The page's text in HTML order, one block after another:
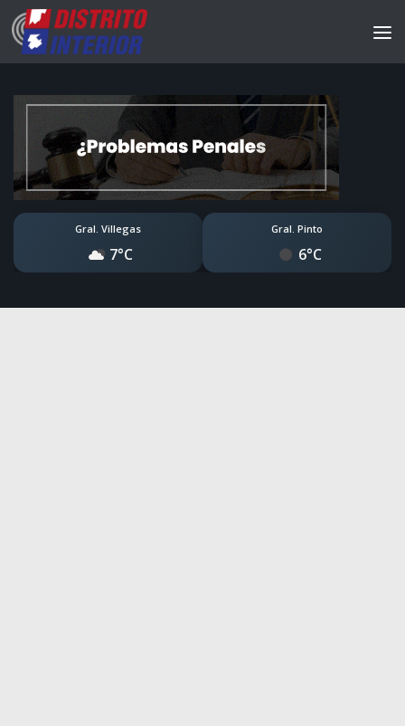
Gral. Villegas
7°C
Gral. Pinto
6°C